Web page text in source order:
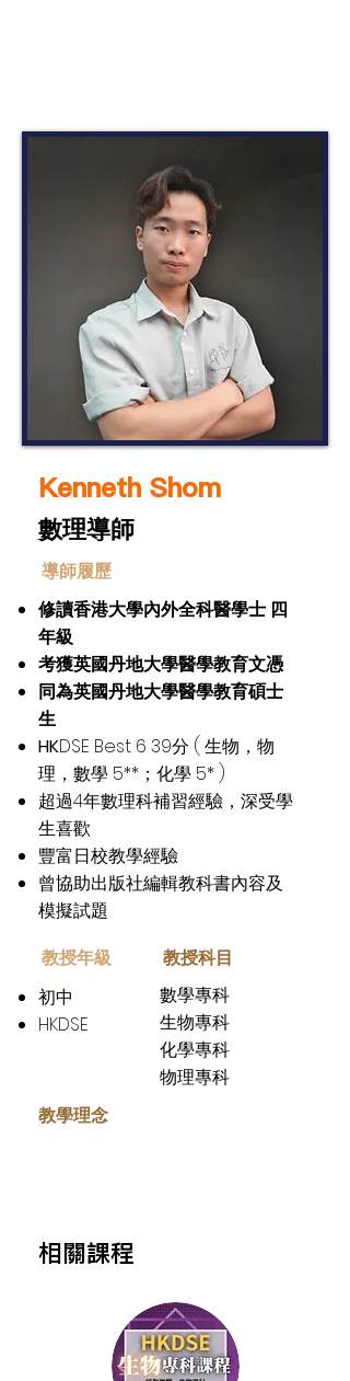
Kenneth Shom
數理導師
​導師履歷
修讀香港大學內外全科醫學士 四
年級
考獲英國丹地大學醫學教育文憑
同為英國丹地大學醫學教育碩士
生
HKDSE Best 6 39分 ( 生物，物
理，數學 5**；化學 5* )
超過4年數理科補習經驗，深受學
生喜歡
豐富日校教學經驗
曾協助出版社編輯教科書內容及
模擬試題
​教授年級
初中
HKDSE
教授科目
數學專科
生物專科
化學專科
物理專科
教學理念
​相關課程